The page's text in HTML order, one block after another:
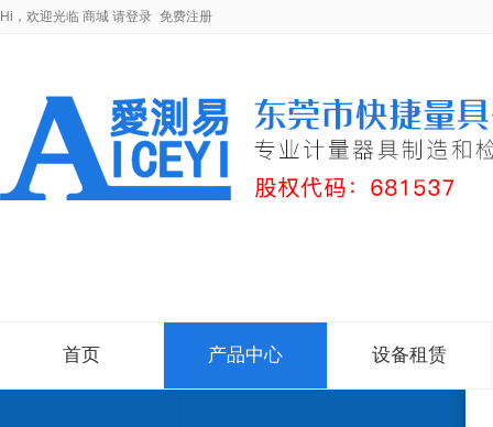
Hi，欢迎光临 商城 请登录 免费注册
首页 产品中心 设备租赁